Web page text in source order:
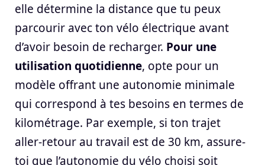
elle détermine la distance que tu peux
parcourir avec ton vélo électrique avant
d’avoir besoin de recharger. Pour une
utilisation quotidienne, opte pour un
modèle offrant une autonomie minimale
qui correspond à tes besoins en termes de
kilométrage. Par exemple, si ton trajet
aller-retour au travail est de 30 km, assure-
toi que l’autonomie du vélo choisi soit